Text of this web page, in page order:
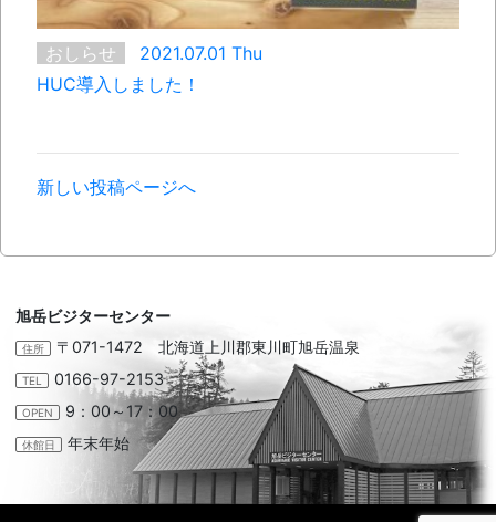
おしらせ
2021.07.01 Thu
HUC導入しました！
新しい投稿ページへ
旭岳ビジターセンター
住所 〒071-1472 北海道上川郡東川町旭岳温泉
TEL 0166-97-2153
OPEN 9：00～17：00
休館日 年末年始